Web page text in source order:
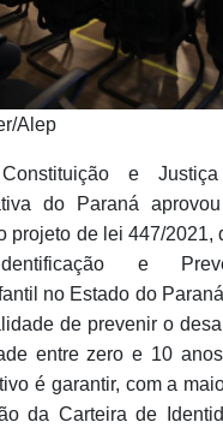
Alep
e
do Paraná
projeto de lei 447/2021,
e
no Estado do
de prevenir o
entre zero e 10
é garantir, com a
da Carteira de